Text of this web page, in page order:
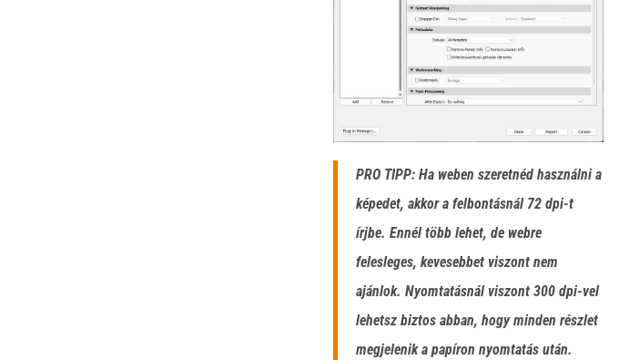
PRO TIPP: Ha weben szeretnéd használni a
képedet, akkor a felbontásnál 72 dpi-t
írjbe. Ennél több lehet, de webre
felesleges, kevesebbet viszont nem
ajánlok. Nyomtatásnál viszont 300 dpi-vel
lehetsz biztos abban, hogy minden részlet
megjelenik a papíron nyomtatás után.